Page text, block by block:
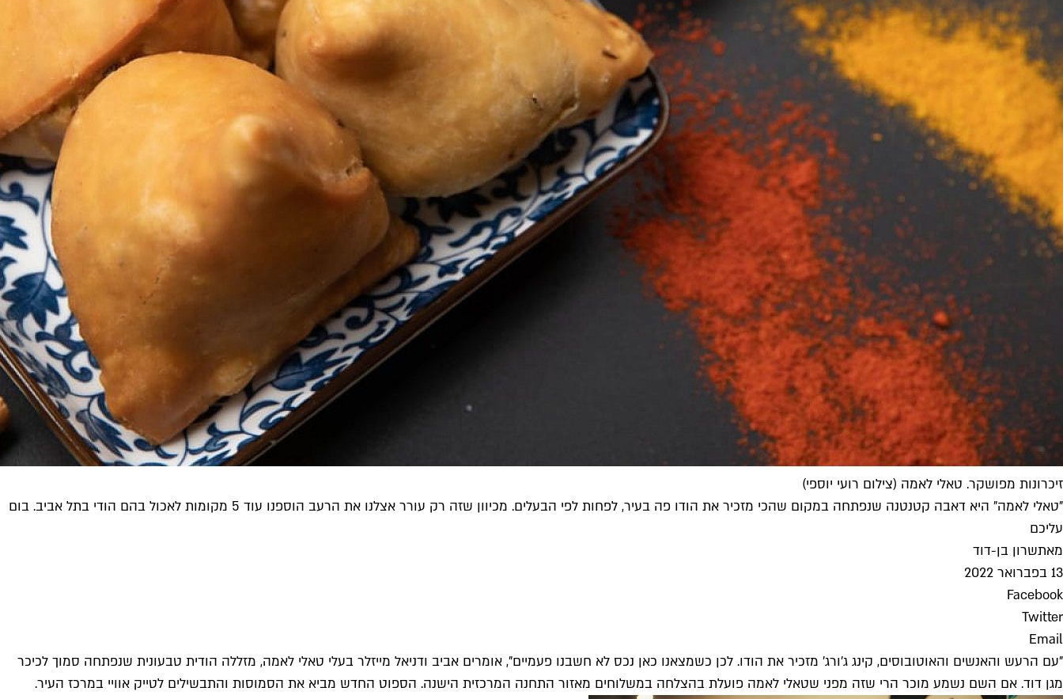
זיכרונות מפושקר. טאלי לאמה (צילום רועי יוספי)
"טאלי לאמה" היא דאבה קטנטנה שנפתחה במקום שהכי מזכיר את הודו פה בעיר, לפחות לפי הבעלים. מכיוון שזה רק עורר אצלנו את הרעב הוספנו עוד 5 מקומות לאכול בהם הודי בתל אביב. בום
עליכם
מאתשרון בן-דוד
13 בפברואר 2022
Facebook
Twitter
Email
"עם הרעש והאנשים והאוטובוסים, קינג ג'ורג' מזכיר את הודו. לכן כשמצאנו כאן נכס לא חשבנו פעמיים", אומרים אביב ודניאל מייזלר בעלי טאלי לאמה, מזללה הודית טבעונית שנפתחה סמוך לכיכר
מגן דוד. אם השם נשמע מוכר הרי שזה מפני שטאלי לאמה פועלת בהצלחה במשלוחים מאזור התחנה המרכזית הישנה. הספוט החדש מביא את הסמוסות והתבשילים לטייק אוויי במרכז העיר.